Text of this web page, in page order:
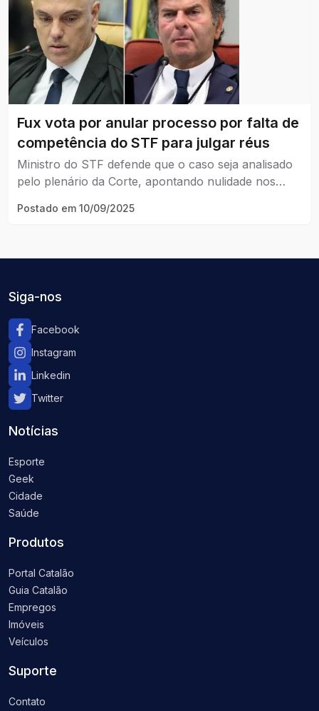
Fux vota por anular processo por falta de
competência do STF para julgar réus
Ministro do STF defende que o caso seja analisado
pelo plenário da Corte, apontando nulidade nos
Postado em 10/09/2025
Siga-nos
Facebook
Instagram
Linkedin
Twitter
Notícias
Esporte
Geek
Cidade
Saúde
Produtos
Portal Catalão
Guia Catalão
Empregos
Imóveis
Veículos
Suporte
Contato